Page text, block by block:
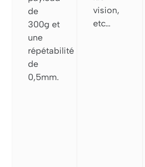
de
300g et
une
répétabilité
de
0,5mm.
vision,
etc…